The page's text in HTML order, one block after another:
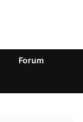
Forum